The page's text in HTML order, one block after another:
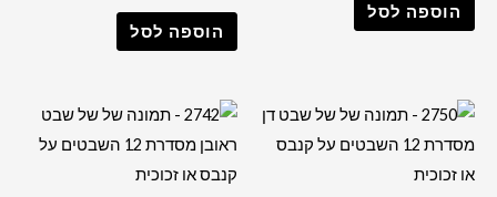
הוספה לסל
הוספה לסל